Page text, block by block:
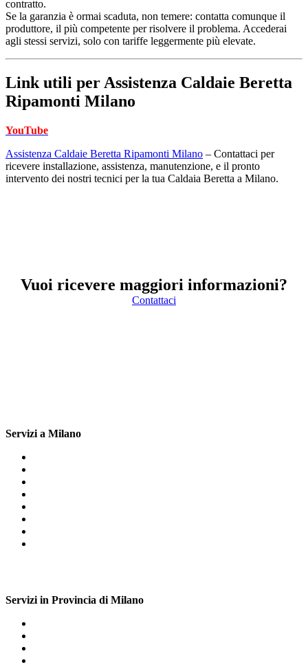
contratto.
Se la garanzia è ormai scaduta, non temere: contatta comunque il
produttore, il più competente per risolvere il problema. Accederai
agli stessi servizi, solo con tariffe leggermente più elevate.
Link utili per Assistenza Caldaie Beretta
Ripamonti Milano
YouTube
Assistenza Caldaie Beretta Ripamonti Milano – Contattaci per
ricevere installazione, assistenza, manutenzione, e il pronto
intervento dei nostri tecnici per la tua Caldaia Beretta a Milano.
Vuoi ricevere maggiori informazioni?
Contattaci
Servizi a Milano
Servizi in Provincia di Milano